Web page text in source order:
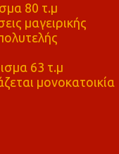
80 τ.μ
μαγειρικής
63 τ.μ
μονοκατοικία